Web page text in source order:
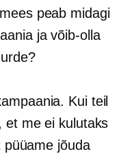
peab midagi
ja võib-olla
Kui teil
et me ei kulutaks
püüame jõuda